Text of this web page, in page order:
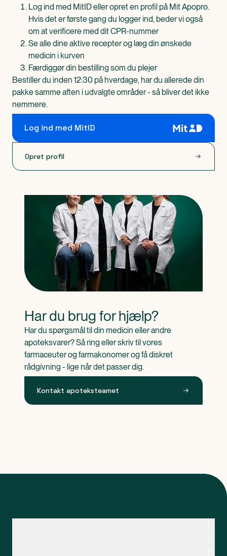
Log ind med MitID eller opret en profil på Mit Apopro.
Hvis det er første gang du logger ind, beder vi også
om at verificere med dit CPR-nummer
Se alle dine aktive recepter og læg din ønskede
medicin i kurven
Færdiggør din bestilling som du plejer
Bestiller du inden 12:30 på hverdage, har du allerede din
pakke samme aften i udvalgte områder - så bliver det ikke
nemmere.
Log ind med MitID
Opret profil
Har du brug for hjælp?
Har du spørgsmål til din medicin eller andre
apoteksvarer? Så ring eller skriv til vores
farmaceuter og farmakonomer og få diskret
rådgivning - lige når det passer dig.
Kontakt apoteksteamet